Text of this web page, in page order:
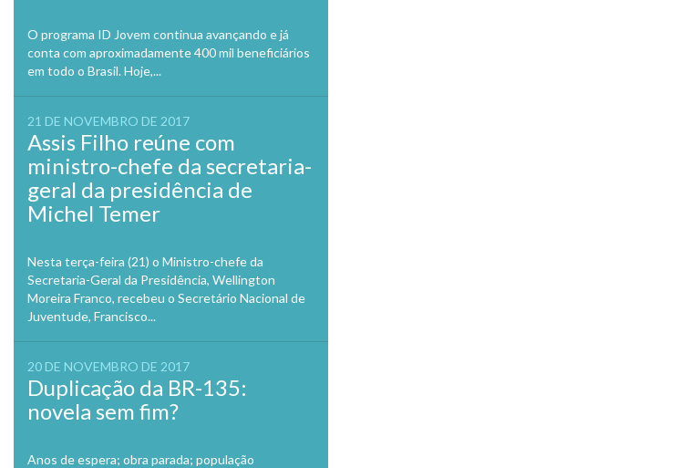
O programa ID Jovem continua avançando e já
conta com aproximadamente 400 mil beneficiários
em todo o Brasil. Hoje,...
21 DE NOVEMBRO DE 2017
Assis Filho reúne com
ministro-chefe da secretaria-
geral da presidência de
Michel Temer
Nesta terça-feira (21) o Ministro-chefe da
Secretaria-Geral da Presidência, Wellington
Moreira Franco, recebeu o Secretário Nacional de
Juventude, Francisco...
20 DE NOVEMBRO DE 2017
Duplicação da BR-135:
novela sem fim?
Anos de espera; obra parada; população